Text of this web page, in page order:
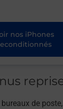
nos iPhones
de